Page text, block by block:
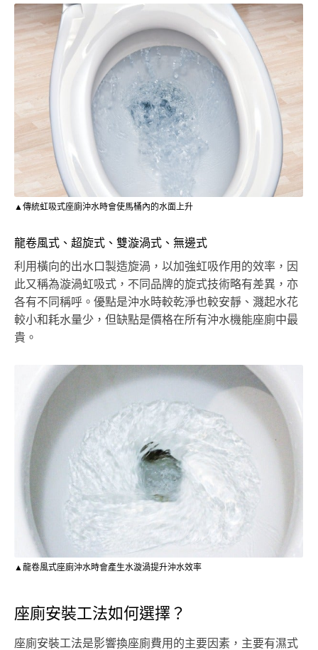
▲傳統虹吸式座廁沖水時會使馬桶內的水面上升
龍卷風式、超旋式、雙漩渦式、無邊式
利用橫向的出水口製造旋渦，以加強虹吸作用的效率，因
此又稱為漩渦虹吸式，不同品牌的旋式技術略有差異，亦
各有不同稱呼。優點是沖水時較乾淨也較安靜、濺起水花
較小和耗水量少，但缺點是價格在所有沖水機能座廁中最
貴。
▲龍卷風式座廁沖水時會產生水漩渦提升沖水效率
座廁安裝工法如何選擇？
座廁安裝工法是影響換座廁費用的主要因素，主要有濕式